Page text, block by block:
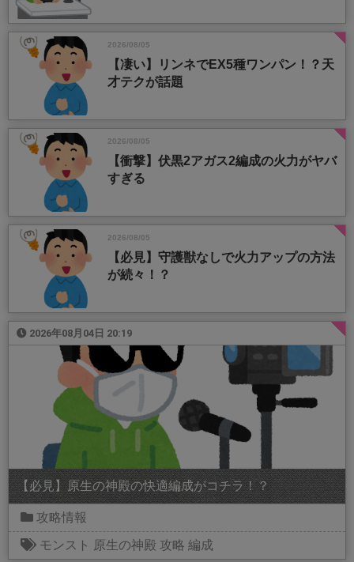
2026/08/05
【凄い】リンネでEX5種ワンパン！？天
才テクが話題
2026/08/05
【衝撃】伏黒2アガス2編成の火力がヤバ
すぎる
2026/08/05
【必見】守護獣なしで火力アップの方法
が続々！？
2026年08月04日 20:19
【必見】原生の神殿の快適編成がコチラ！？
攻略情報
モンスト 原生の神殿 攻略 編成